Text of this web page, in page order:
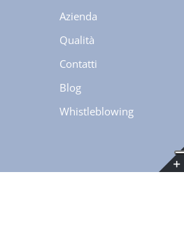
Azienda
Qualità
Contatti
Blog
Whistleblowing